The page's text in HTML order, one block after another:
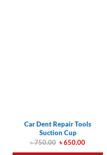
Car Dent Repair Tools
Suction Cup
৳750.00 Original
৳650.00Current